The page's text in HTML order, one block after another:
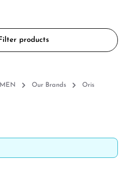
products
MEN Our Brands
Oris